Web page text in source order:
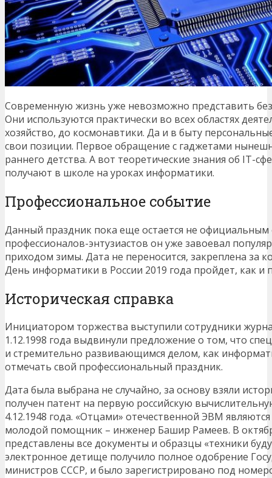
Современную жизнь уже невозможно представить
Они используются практически во всех областях
хозяйство, до космонавтики. Да и в быту
свои позиции. Первое обращение с гаджетами
раннего детства. А вот теоретические знания об IТ-
получают в школе на уроках информатики.
Профессиональное событие
Данный праздник пока еще остается не официальным
профессионалов-энтузиастов он уже завоевал
приходом зимы. Дата не переносится, закреплена за
День информатики в России 2019 года пройдет, как и
Историческая справка
Инициатором торжества выступили сотрудники
1.12.1998 года выдвинули предложение о том, что
и стремительно развивающимся делом, как
отмечать свой профессиональный праздник.
Дата была выбрана не случайно, за основу взяли
получен патент на первую российскую
4.12.1948 года. «Отцами» отечественной ЭВМ
молодой помощник – инженер Башир Рамеев. В
представлены все документы и образцы «техники
электронное детище получило полное одобрение
министров СССР, и было зарегистрировано под